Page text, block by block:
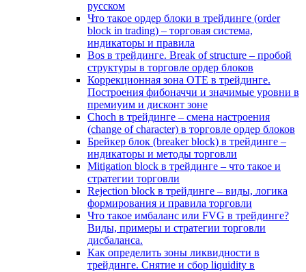
русском
Что такое ордер блоки в трейдинге (order
block in trading) – торговая система,
индикаторы и правила
Bos в трейдинге. Break of structure – пробой
структуры в торговле ордер блоков
Коррекционная зона OTE в трейдинге.
Построения фибоначчи и значимые уровни в
премиуим и дисконт зоне
Choch в трейдинге – смена настроения
(change of character) в торговле ордер блоков
Брейкер блок (breaker block) в трейдинге –
индикаторы и методы торговли
Mitigation block в трейдинге – что такое и
стратегии торговли
Rejection block в трейдинге – виды, логика
формирования и правила торговли
Что такое имбаланс или FVG в трейдинге?
Виды, примеры и стратегии торговли
дисбаланса.
Как определить зоны ликвидности в
трейдинге. Снятие и сбор liquidity в